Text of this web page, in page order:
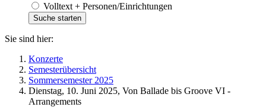
Volltext + Personen/Einrichtungen
Sie sind hier:
Konzerte
Semesterübersicht
Sommersemester 2025
Dienstag, 10. Juni 2025, Von Ballade bis Groove VI -
Arrangements